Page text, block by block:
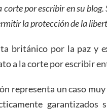
por escribir en su blog.
laprotecciónde la
británico por la paz y
a la corte por escribir
representa un caso
garantizados